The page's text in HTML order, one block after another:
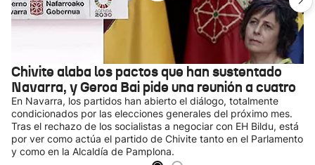
Chivite alaba los pactos que han sustentado
Navarra, y Geroa Bai pide una reunión a cuatro
En Navarra, los partidos han abierto el diálogo, totalmente
condicionados por las elecciones generales del próximo mes.
Tras el rechazo de los socialistas a negociar con EH Bildu, está
por ver como actúa el partido de Chivite tanto en el Parlamento
y como en la Alcaldía de Pamplona.